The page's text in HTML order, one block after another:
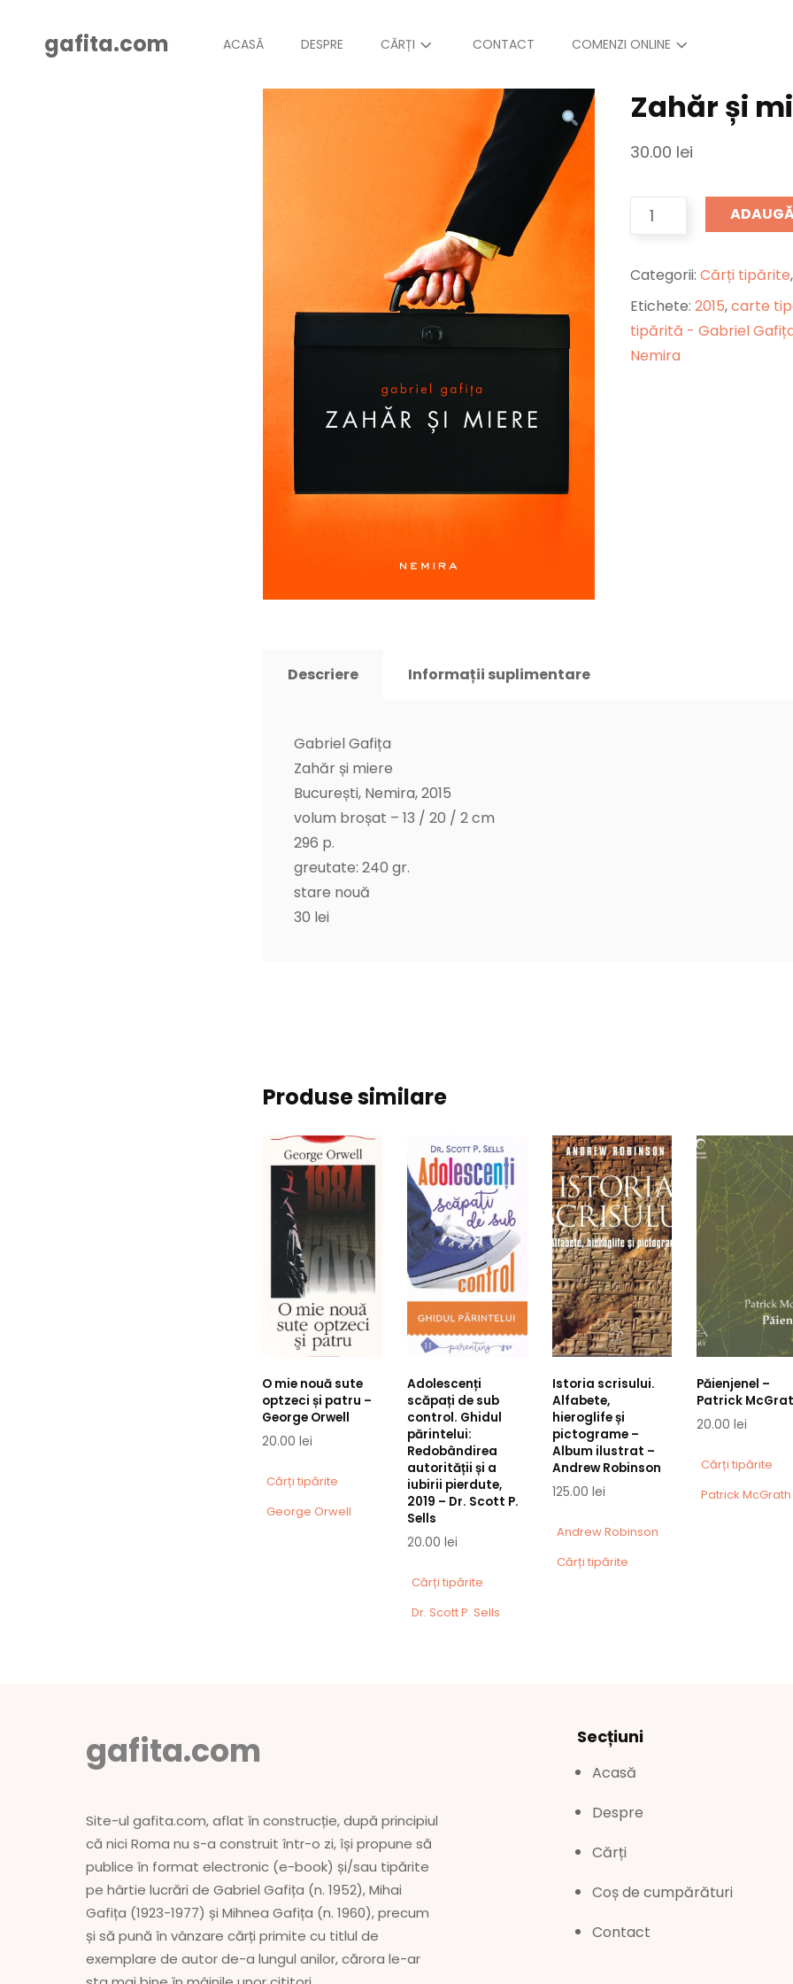
gafita.com ACASĂ DESPRE CĂRȚI CONTACT COMENZI ONLINE
Zahăr și
30.00 lei
ZAHĂR
Categorii: Cărți tipărite
Etichete: 2015,carte
tipărită - Gabriel
Nemira
Descriere Informații suplimentare
Gabriel Gafița
Zahăr și miere
București, Nemira, 2015
volum broșat – 13 / 20 / 2 cm
296 p.
greutate: 240 gr.
stare nouă
30 lei
Produse similare
O mie nouă sute
optzeci și patru –
George Orwell
20.00 lei
Cărți tipărite
George Orwell
Adolescenți
scăpați de sub
control. Ghidul
părintelui:
Redobândirea
autorității și a
iubirii pierdute,
2019 – Dr. Scott P.
Sells
20.00 lei
Cărți tipărite
Dr. Scott P. Sells
Istoria scrisului.
Alfabete,
hieroglife și
pictograme –
Album ilustrat –
Andrew Robinson
125.00 lei
Andrew Robinson
Cărți tipărite
Păienjenel –
Patrick
20.00lei
Cărți tipărite
Patrick McGrath
gafita.com
Site-ul gafita.com, aflat în construcție, după principiul
că nici Roma nu s-a construit într-o zi, își propune să
publice în format electronic (e-book) și/sau tipărite
pe hârtie lucrări de Gabriel Gafița (n. 1952), Mihai
Gafița (1923-1977) și Mihnea Gafița (n. 1960), precum
și să pună în vânzare cărți primite cu titlul de
exemplare de autor de-a lungul anilor, cărora le-ar
Secțiuni
Acasă
Despre
Cărți
Coș de cumpărături
Contact